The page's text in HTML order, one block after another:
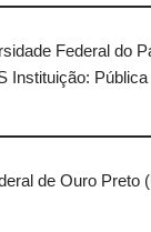
Federal do
Instituição: Pública
de Ouro Preto